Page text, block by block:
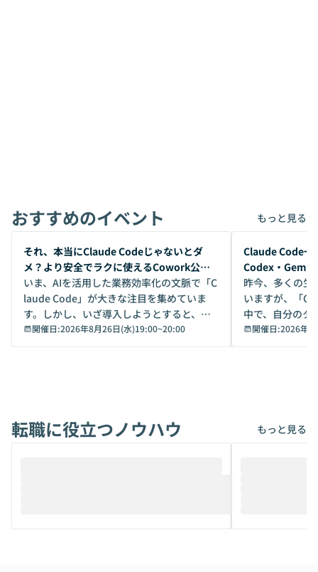
おすすめのイベント もっと見る
開催前
それ、本当にClaude Codeじゃないとダ
メ？より安全でラクに使えるCowork公開
デモ
いま、AIを活用した業務効率化の文脈で「C
laude Code」が大きな注目を集めていま
す。しかし、いざ導入しようとすると、セ
キュリティ面の懸念や権限管理のハードル
から、気軽に使えないケースも多いのでは
けでなく、想像以上の範囲まで自動化でき
ることは、まだあまり知られていません。
メルカリでの判断基準をもとに「なぜClau
開催日:2026年8月26日(水)19:00~20:00
開催前
Claude Code一
Codex・
昨今、多くの生
いますが、「
中で、自分のタ
いいのか」を自
か？ 「なんとなく誰かが良いと言っていた
は、評判では
ているAIを選ぶこ
それぞれの本当
開催日:2026年8
転職に役立つノウハウ もっと見る